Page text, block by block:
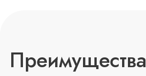
Преимущества